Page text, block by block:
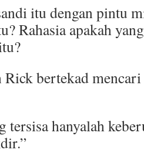
itu dengan pintu
Rahasia apakah
Rick bertekad
tersisa hanyalah